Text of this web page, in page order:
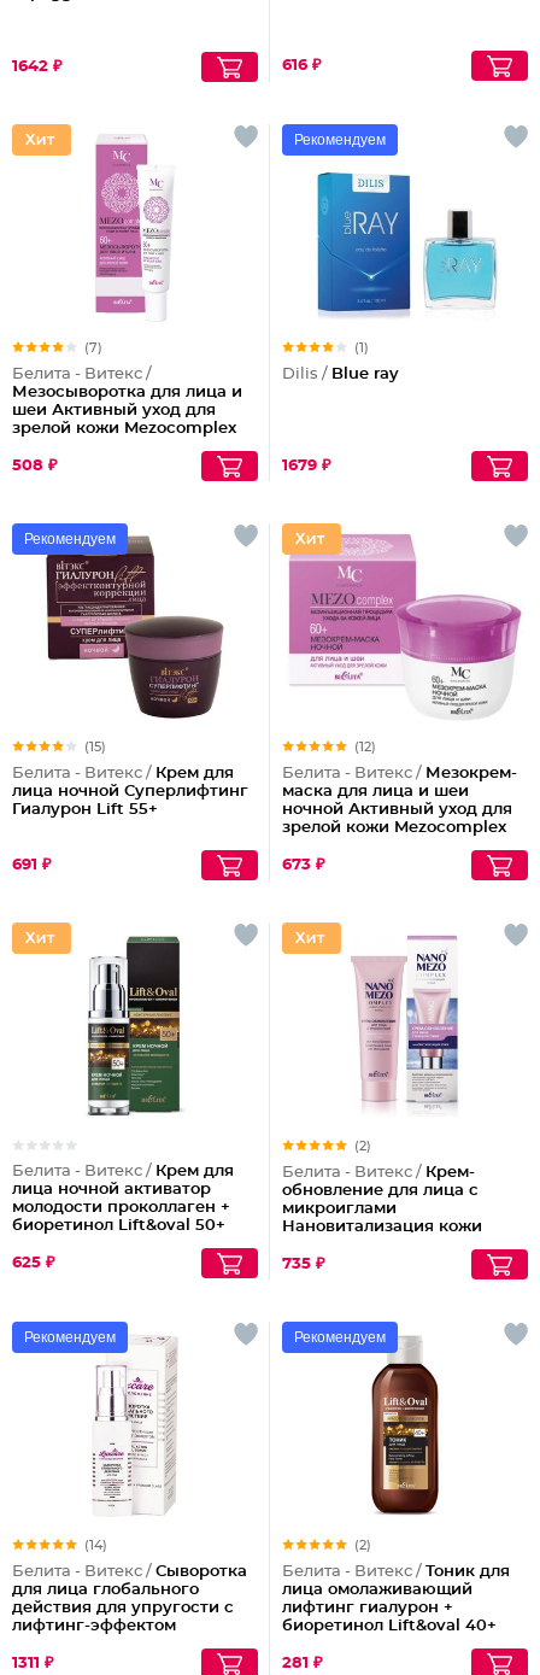
1642 ₽ 616 ₽
(7)
Белита - Витекс /
Мезосыворотка для лица и
шеи Активный уход для
зрелой кожи Mezocomplex
508 ₽
Рекомендуем
(1)
Dilis / Blue ray
1679 ₽
Рекомендуем
(15)
Белита - Витекс / Крем для
лица ночной Суперлифтинг
Гиалурон Lift 55+
691 ₽
(12)
Белита - Витекс / Мезокрем-
маска для лица и шеи
ночной Активный уход для
зрелой кожи Mezocomplex
673 ₽
Белита - Витекс / Крем для
лица ночной активатор
молодости проколлаген +
биоретинол Lift&oval 50+
625 ₽
(2)
Белита - Витекс / Крем-
обновление для лица с
микроиглами
Нановитализация кожи
735 ₽
Рекомендуем
(14)
Белита - Витекс / Сыворотка
для лица глобального
действия для упругости с
лифтинг-эффектом
1311 ₽
Рекомендуем
(2)
Белита - Витекс / Тоник для
лица омолаживающий
лифтинг гиалурон +
биоретинол Lift&oval 40+
281 ₽